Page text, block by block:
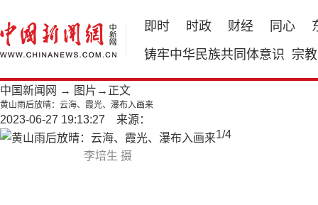
即时 时政 财经 同心
铸牢中华民族共同体意识 宗教
中国新闻网 → 图片 →正文
黄山雨后放晴：云海、霞光、瀑布入画来
2023-06-27 19:13:27 来源：
李培生 摄
1/4